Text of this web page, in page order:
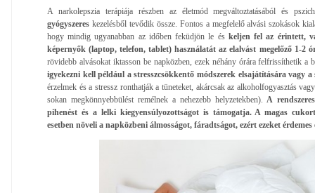
A narkolepszia terápiája részben az életmód megváltoztatásából és
gyógyszeres kezelésből tevődik össze. Fontos a megfelelő alvási szokások
hogy mindig ugyanabban az időben feküdjön le éskeljen fel az érintett,
képernyők (laptop, telefon, tablet) használatát az elalvást megelőző 1-2
rövidebb alvásokat iktasson be napközben, ezek néhány órára felfrissíthetik a
igyekezni kell például a stresszcsökkentő módszerek elsajátítására vagy a
érzelmek és a stressz ronthatják a tüneteket, akárcsak az alkoholfogyasztás
sokan megkönnyebbülést remélnek a nehezebb helyzetekben).
A
pihenést és a lelki kiegyensúlyozottságot is támogatja. A magas
esetben növeli a napközbeni álmosságot, fáradtságot, ezért ezeket